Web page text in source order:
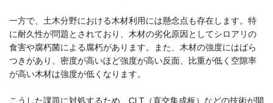
一方で、土木分野における木材利用には懸念点も存在します。特
に耐久性が問題とされており、木材の劣化原因としてシロアリの
食害や腐朽菌による腐朽があります。また、木材の強度にはばら
つきがあり、密度が高いほど強度が高い反面、比重が低く空隙率
が高い木材は強度が低くなります。
こうした課題に対処するため、CLT（直交集成板）などの技術が開